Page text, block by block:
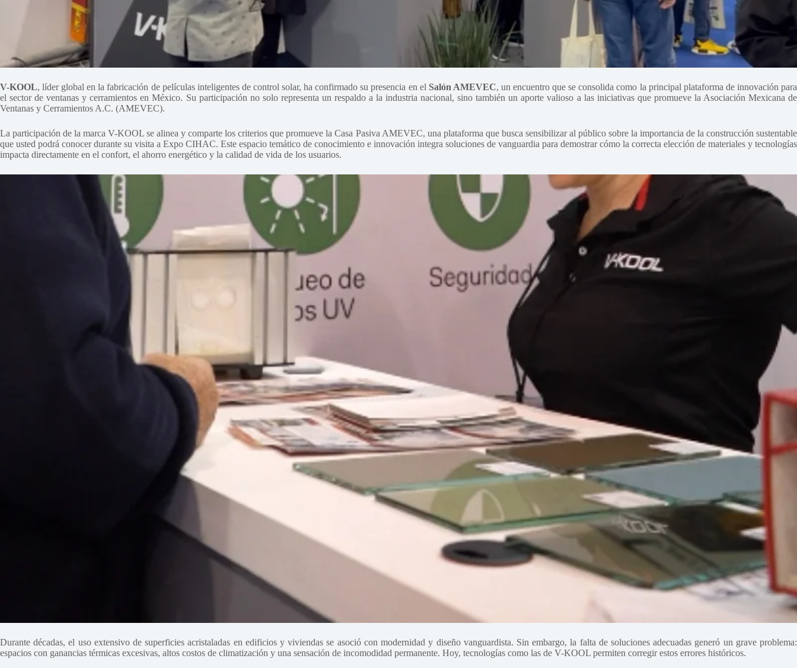
V-KOOL, líder global en la fabricación de películas inteligentes de control solar, ha confirmado su presencia en el Salón AMEVEC, un encuentro que se consolida como la principal plataforma de innovación para
el sector de ventanas y cerramientos en México. Su participación no solo representa un respaldo a la industria nacional, sino también un aporte valioso a las iniciativas que promueve la Asociación Mexicana de
Ventanas y Cerramientos A.C. (AMEVEC).
La participación de la marca V-KOOL se alinea y comparte los criterios que promueve la Casa Pasiva AMEVEC, una plataforma que busca sensibilizar al público sobre la importancia de la construcción sustentable
que usted podrá conocer durante su visita a Expo CIHAC. Este espacio temático de conocimiento e innovación integra soluciones de vanguardia para demostrar cómo la correcta elección de materiales y tecnologías
impacta directamente en el confort, el ahorro energético y la calidad de vida de los usuarios.
Durante décadas, el uso extensivo de superficies acristaladas en edificios y viviendas se asoció con modernidad y diseño vanguardista. Sin embargo, la falta de soluciones adecuadas generó un grave problema:
espacios con ganancias térmicas excesivas, altos costos de climatización y una sensación de incomodidad permanente. Hoy, tecnologías como las de V-KOOL permiten corregir estos errores históricos.